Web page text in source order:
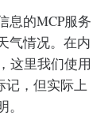
息的MCP服务
气情况。在内
这里我们使用
记，但实际上